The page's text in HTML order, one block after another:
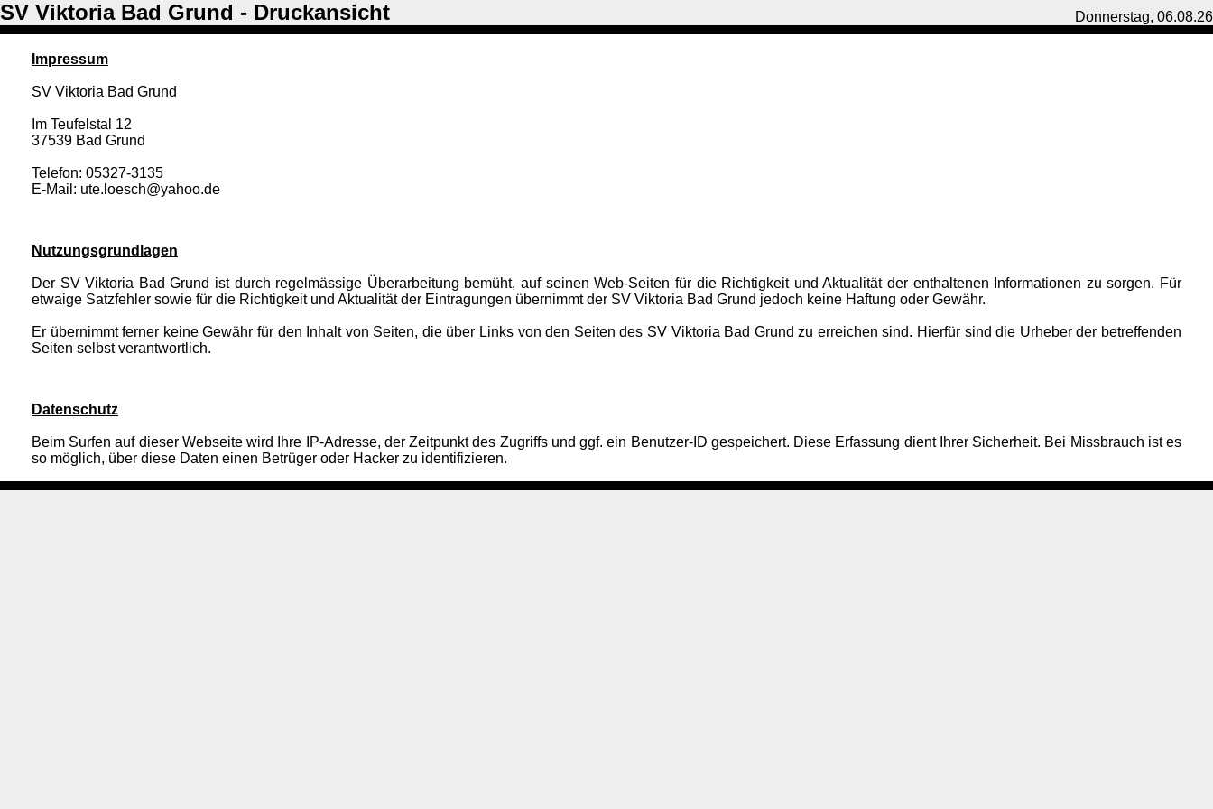
SV Viktoria Bad Grund - Druckansicht Donnerstag, 06.08.26
Impressum
SV Viktoria Bad Grund
Im Teufelstal 12
37539 Bad Grund
Telefon: 05327-3135
E-Mail: ute.loesch@yahoo.de
Nutzungsgrundlagen
Der SV Viktoria Bad Grund ist durch regelmässige Überarbeitung bemüht,auf seinen Web-Seiten für die Richtigkeit und Aktualität der enthaltenen Informationen zu sorgen. Für
etwaige Satzfehler sowie für die Richtigkeit und Aktualität der Eintragungen übernimmt der SV Viktoria Bad Grund jedoch keine Haftung oder Gewähr.
Er übernimmt ferner keine Gewähr für den Inhalt von Seiten, die über Links von den Seiten des SV Viktoria Bad Grund zu erreichen sind. Hierfür sind die Urheber der betreffenden
Seiten selbst verantwortlich.
Datenschutz
Beim Surfen auf dieser Webseite wird Ihre IP-Adresse, der Zeitpunkt des Zugriffs und ggf. ein Benutzer-ID gespeichert. Diese Erfassung dient Ihrer Sicherheit. Bei Missbrauch ist es
so möglich, über diese Daten einen Betrüger oder Hacker zu identifizieren.